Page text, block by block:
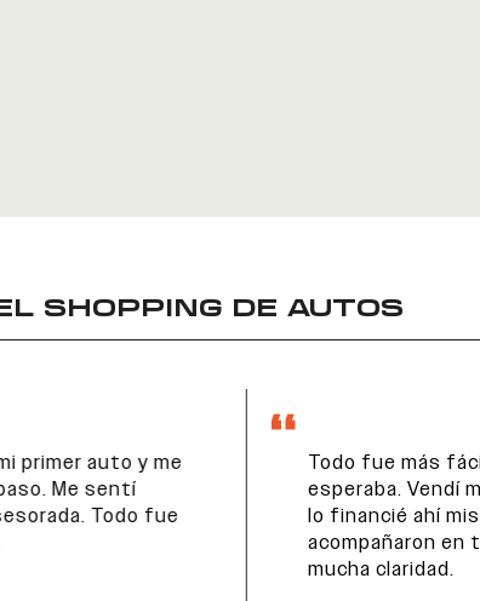
SHOPPING DE AUTOS
primer auto y me
Me sentí
Todo fue
Todo fue más
esperaba. Vendí
lo financié ahí
acompañaron en
mucha claridad.